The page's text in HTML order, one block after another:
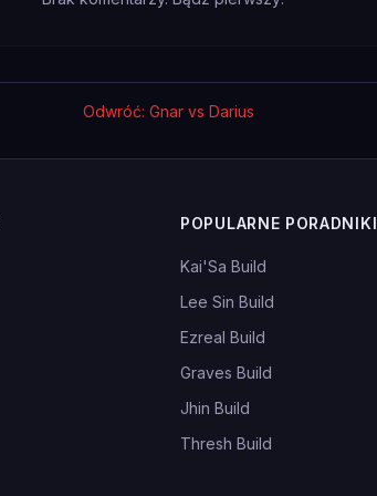
Odwróć: Gnar vs Darius
POPULARNE PORADNIKI
Kai'Sa Build
Lee Sin Build
Ezreal Build
Graves Build
Jhin Build
Thresh Build